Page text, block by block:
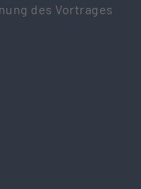
des Vortrages